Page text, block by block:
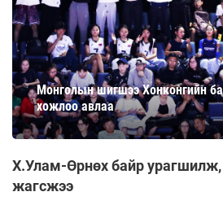
Монголын шигшээ Хонконгийн
хожлоо авлаа
Х.Улам-Өрнөх байр
жагсжээ